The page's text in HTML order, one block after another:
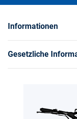
Informationen
Gesetzliche